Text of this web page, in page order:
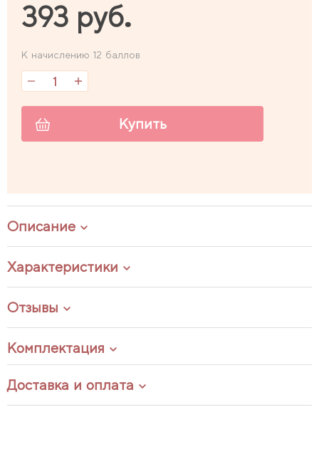
393 руб.
К начислению 12 баллов
Купить
Описание
Характеристики
Отзывы
Комплектация
Доставка и оплата